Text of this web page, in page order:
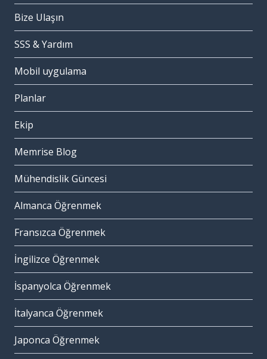
Bize Ulaşın
SSS & Yardım
Mobil uygulama
Planlar
Ekip
Memrise Blog
Mühendislik Güncesi
Almanca Öğrenmek
Fransızca Öğrenmek
İngilizce Öğrenmek
İspanyolca Öğrenmek
İtalyanca Öğrenmek
Japonca Öğrenmek